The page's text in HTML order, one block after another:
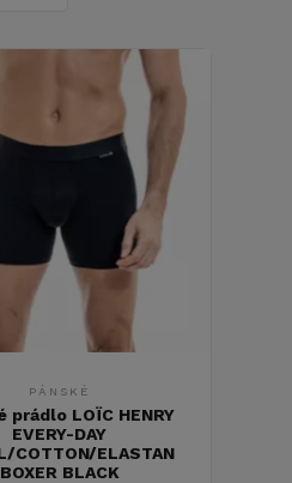
PÁNSKÉ
prádlo LOÏC HENRY
EVERY-DAY
COTTON/ELASTAN
BOXER BLACK